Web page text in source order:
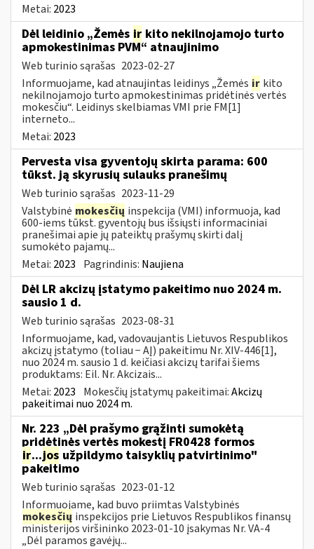
Metai: 2023
Dėl leidinio „Žemės ir kito nekilnojamojo turto
apmokestinimas PVM“ atnaujinimo
Web turinio sąrašas 2023-02-27
Informuojame, kad atnaujintas leidinys „Žemės ir kito
nekilnojamojo turto apmokestinimas pridėtinės vertės
mokesčiu“. Leidinys skelbiamas VMI prie FM[1]
interneto...
Metai: 2023
Pervesta visa gyventojų skirta parama: 600
tūkst. ją skyrusių sulauks pranešimų
Web turinio sąrašas 2023-11-29
Valstybinė mokesčių inspekcija (VMI) informuoja, kad
600-iems tūkst. gyventojų bus išsiųsti informaciniai
pranešimai apie jų pateiktų prašymų skirti dalį
sumokėto pajamų...
Metai: 2023 Pagrindinis: Naujiena
Dėl LR akcizų įstatymo pakeitimo nuo 2024 m.
sausio 1 d.
Web turinio sąrašas 2023-08-31
Informuojame, kad, vadovaujantis Lietuvos Respublikos
akcizų įstatymo (toliau − AĮ) pakeitimu Nr. XIV-446[1],
nuo 2024 m. sausio 1 d. keičiasi akcizų tarifai šiems
produktams: Eil. Nr. Akcizais...
Metai: 2023 Mokesčių įstatymų pakeitimai:Akcizų
pakeitimai nuo 2024 m.
Nr. 223 „Dėl prašymo grąžinti sumokėtą
pridėtinės vertės mokestį FR0428 formos
ir...jos užpildymo taisyklių patvirtinimo"
pakeitimo
Web turinio sąrašas 2023-01-12
Informuojame, kad buvo priimtas Valstybinės
mokesčių inspekcijos prie Lietuvos Respublikos finansų
ministerijos viršininko 2023-01-10 įsakymas Nr. VA-4
„Dėl paramos gavėjų...